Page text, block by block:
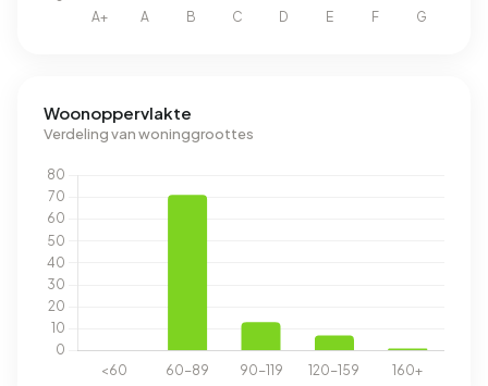
Woonoppervlakte
Verdeling van woninggroottes